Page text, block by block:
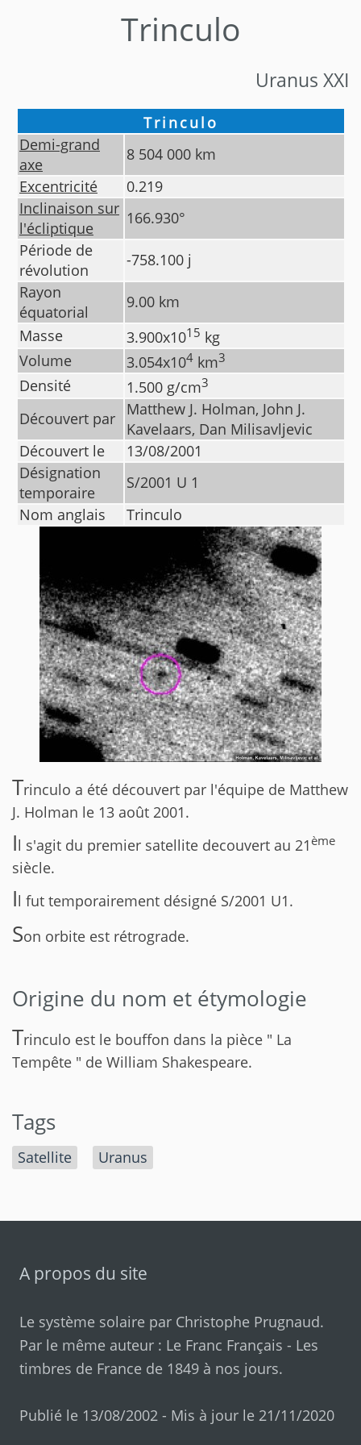
Trinculo
Uranus XXI
Trinculo
Demi-grand
axe
8 504 000 km
Excentricité
0.219
Inclinaison sur
l'écliptique
166.930°
Période de
révolution
-758.100 j
Rayon
équatorial
9.00 km
Masse
3.900x1015 kg
Volume
3.054x104 km3
Densité 1.500 g/cm3
Découvert par
Matthew J. Holman, John J.
Kavelaars, Dan Milisavljevic
Découvert le
13/08/2001
Désignation
temporaire
S/2001 U 1
Nom anglais
Trinculo
Trinculo a été découvert par l'équipe de Matthew
J. Holman le 13 août 2001.
Il s'agit du premier satellite decouvert au 21 ème
siècle.
Il fut temporairement désigné S/2001 U1.
Son orbite est rétrograde.
Origine du nom et étymologie
Trinculo est le bouffon dans la pièce " La
Tempête " de William Shakespeare.
Tags
Satellite Uranus
A propos du site
Le système solaire par Christophe Prugnaud.
Par le même auteur : Le Franc Français - Les
timbres de France de 1849 à nos jours.
Publié le 13/08/2002 - Mis à jour le 21/11/2020